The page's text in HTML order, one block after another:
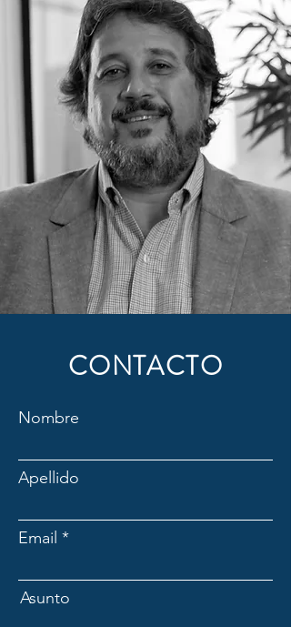
CONTACTO
Nombre
Apellido
Email
Asunto